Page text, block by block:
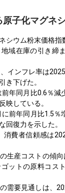
子化マグネ
シウム粉末価格
域在庫の引き締
インフレ率は
き下げた。
年同月比0.6％減
映している。
前年同月比1.5％
回復力を示した。
消費者信頼感は
生産コストの傾
ットの原料コス
需要見通しは、